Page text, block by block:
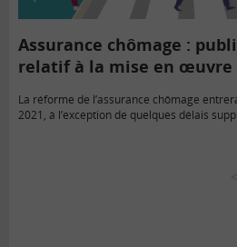
Assurance chômage :
relatif à la mise en œuvre
La réforme de l’assurance chômage
2021, à l’exception de quelques délais